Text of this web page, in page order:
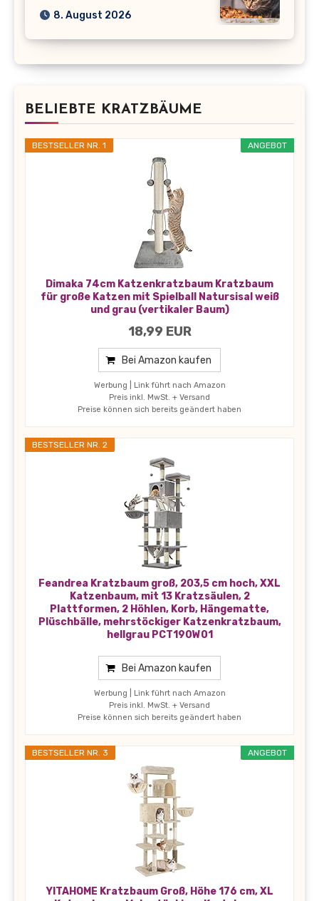
8. August 2026
BELIEBTE KRATZBÄUME
ANGEBOT
BESTSELLER NR. 1
Dimaka 74cm Katzenkratzbaum Kratzbaum
für große Katzen mit Spielball Natursisal weiß
und grau (vertikaler Baum)
18,99 EUR
Bei Amazon kaufen
Werbung | Link führt nach Amazon
Preis inkl. MwSt. + Versand
Preise können sich bereits geändert haben
BESTSELLER NR. 2
Feandrea Kratzbaum groß, 203,5 cm hoch, XXL
Katzenbaum, mit 13 Kratzsäulen, 2
Plattformen, 2 Höhlen, Korb, Hängematte,
Plüschbälle, mehrstöckiger Katzenkratzbaum,
hellgrau PCT190W01
Bei Amazon kaufen
Werbung | Link führt nach Amazon
Preis inkl. MwSt. + Versand
Preise können sich bereits geändert haben
ANGEBOT
BESTSELLER NR. 3
YITAHOME Kratzbaum Groß, Höhe 176 cm, XL